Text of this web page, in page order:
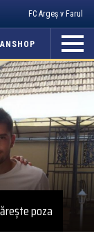
FC Argeș v Farul
poza